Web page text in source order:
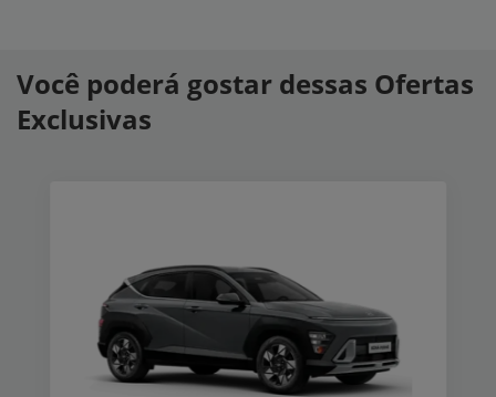
Você poderá gostar dessas Ofertas
Exclusivas